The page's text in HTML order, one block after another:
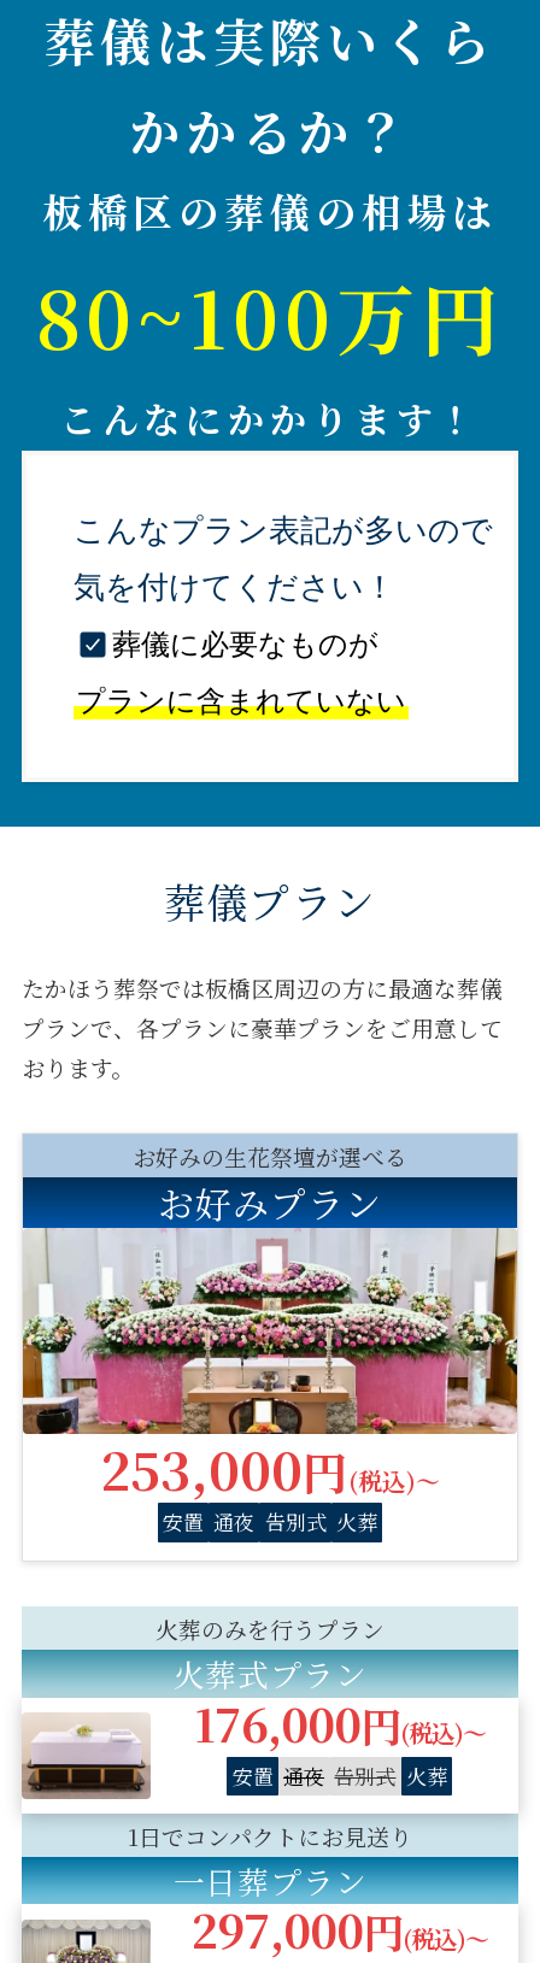
葬儀は実際いくら
かかるか？
板橋区の葬儀の相場は
80~100万円
こんなにかかります！
こんなプラン表記が多いので
気を付けてください！
葬儀に必要なものが
プランに含まれていない
葬儀プラン
たかほう葬祭では板橋区周辺の方に最適な葬儀
プランで、各プランに豪華プランをご用意して
おります。
お好みの生花祭壇が選べる
お好みプラン
253,000円(税込)〜
安置 通夜 告別式 火葬
火葬のみを行うプラン
火葬式プラン
176,000円(税込)〜
安置 通夜 告別式 火葬
1日でコンパクトにお見送り
一日葬プラン
297,000円(税込)〜